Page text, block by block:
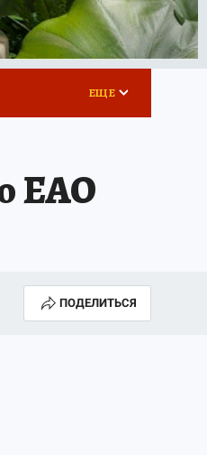
АФИША
ЕЩЕ
ЕАО
ПОДЕЛИТЬСЯ